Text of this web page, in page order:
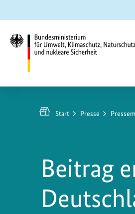
Hauptinhalt
springen
Suche
springen
Hauptnavigation
springen
Umwelt,
Klimaschutz,
Sicherheit
Start Presse
Beitrag